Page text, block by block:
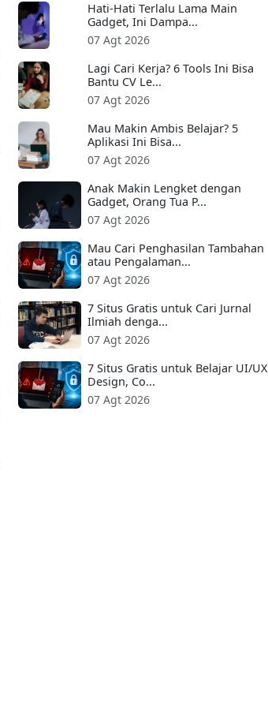
Hati-Hati Terlalu Lama Main
Gadget, Ini Dampa...
07 Agt 2026
Lagi Cari Kerja? 6 Tools Ini Bisa
Bantu CV Le...
07 Agt 2026
Mau Makin Ambis Belajar? 5
Aplikasi Ini Bisa...
07 Agt 2026
Anak Makin Lengket dengan
Gadget, Orang Tua P...
07 Agt 2026
Mau Cari Penghasilan Tambahan
atau Pengalaman...
07 Agt 2026
7 Situs Gratis untuk Cari Jurnal
Ilmiah denga...
07 Agt 2026
7 Situs Gratis untuk Belajar UI/UX
Design, Co...
07 Agt 2026